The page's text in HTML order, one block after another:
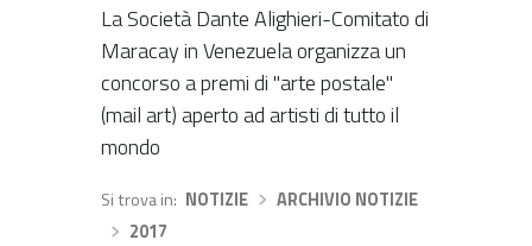
La Società Dante Alighieri-Comitato di
Maracay in Venezuela organizza un
concorso a premi di "arte postale"
(mail art) aperto ad artisti di tutto il
mondo
Si trova in NOTIZIE›
ARCHIVIO NOTIZIE
2017